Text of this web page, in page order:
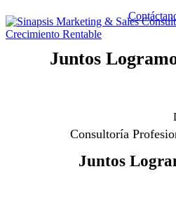
Juntos
Consultoría
Juntos